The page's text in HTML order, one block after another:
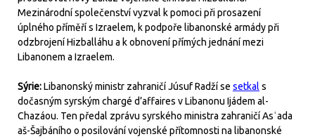
Mezinárodní společenství vyzval k pomoci při prosazení
úplného příměří s Izraelem, k podpoře libanonské armády při
odzbrojení Hizballáhu a k obnovení přímých jednání mezi
Libanonem a Izraelem.
Sýrie:Libanonský ministr zahraničí Júsuf Radží se setkal s
dočasným syrským chargé d’affaires v Libanonu Ijádem al-
Chazáou. Ten předal zprávu syrského ministra zahraničí Asʿada
aš-Šajbáního o posilování vojenské přítomnosti na libanonské